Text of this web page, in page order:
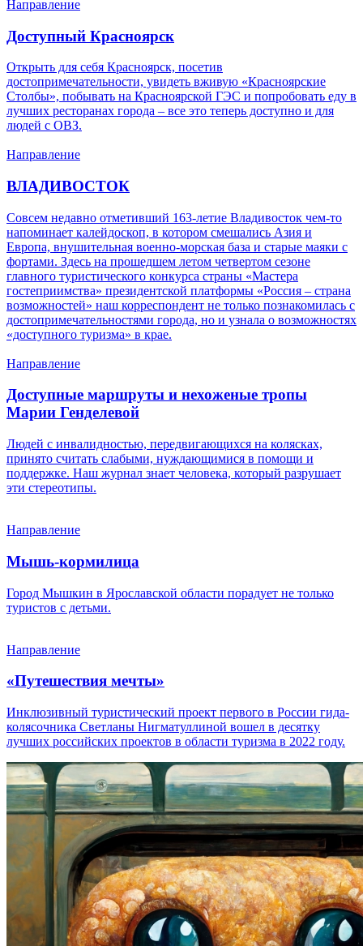
Направление
Доступный Красноярск
Открыть для себя Красноярск, посетив
достопримечательности, увидеть вживую «Красноярские
Столбы», побывать на Красноярской ГЭС и попробовать еду в
лучших ресторанах города – все это теперь доступно и для
людей с ОВЗ.
Направление
ВЛАДИВОСТОК
Совсем недавно отметивший 163-летие Владивосток чем-то
напоминает калейдоскоп, в котором смешались Азия и
Европа, внушительная военно-морская база и старые маяки с
фортами. Здесь на прошедшем летом четвертом сезоне
главного туристического конкурса страны «Мастера
гостеприимства» президентской платформы «Россия – страна
возможностей» наш корреспондент не только познакомилась с
достопримечательностями города, но и узнала о возможностях
«доступного туризма» в крае.
Направление
Доступные маршруты и нехоженые тропы
Марии Генделевой
Людей с инвалидностью, передвигающихся на колясках,
принято считать слабыми, нуждающимися в помощи и
поддержке. Наш журнал знает человека, который разрушает
эти стереотипы.
Направление
Мышь-кормилица
Город Мышкин в Ярославской области порадует не только
туристов с детьми.
Направление
«Путешествия мечты»
Инклюзивный туристический проект первого в России гида-
колясочника Светланы Нигматуллиной вошел в десятку
лучших российских проектов в области туризма в 2022 году.